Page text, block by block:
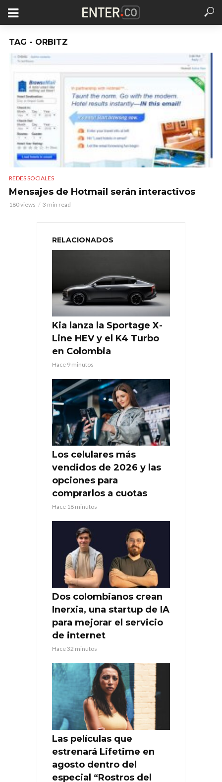
TAG - ORBITZ
REDES SOCIALES
Mensajes de Hotmail serán interactivos
180 views 3 min read
RELACIONADOS
Kia lanza la Sportage X-
Line HEV y el K4 Turbo
en Colombia
Hace 9 minutos
Los celulares más
vendidos de 2026 y las
opciones para
comprarlos a cuotas
Hace 18 minutos
Dos colombianos crean
Inerxia, una startup de IA
para mejorar el servicio
de internet
Hace 32 minutos
Las películas que
estrenará Lifetime en
agosto dentro del
especial “Rostros del